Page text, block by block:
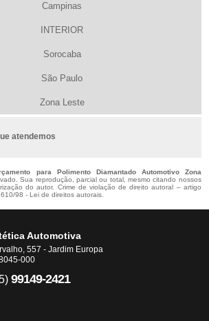
Campinas
INTERIOR
Sorocaba
São Paulo
Zona Leste
atendemos
para Polimento Diamantado Automotivo Zona
Sua reprodução, parcial ou total, mesmo citando nossos
do autor. Crime de violação de direito autoral – artigo
98 - Lei de direitos autorais.
Automotiva
557 - Jardim Europa
000
99149-2421